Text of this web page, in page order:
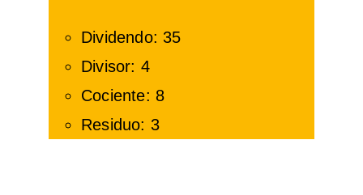
Dividendo: 35
Divisor: 4
Cociente: 8
Residuo: 3